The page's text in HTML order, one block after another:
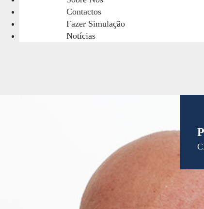
Contactos
Fazer Simulação
Notícias
Melhoria na qualidade de vida dos
equilíbrio saudável entre trabalho e vida